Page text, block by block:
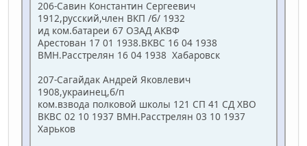
206-Савин Константин Сергеевич
1912,русский,член ВКП /б/ 1932
ид ком.батареи 67 ОЗАД АКВФ
Арестован 17 01 1938.ВКВС 16 04 1938
ВМН.Расстрелян 16 04 1938 Хабаровск
207-Сагайдак Андрей Яковлевич
1908,украинец,б/п
ком.взвода полковой школы 121 СП 41 СД ХВО
ВКВС 02 10 1937 ВМН.Расстрелян 03 10 1937
Харьков